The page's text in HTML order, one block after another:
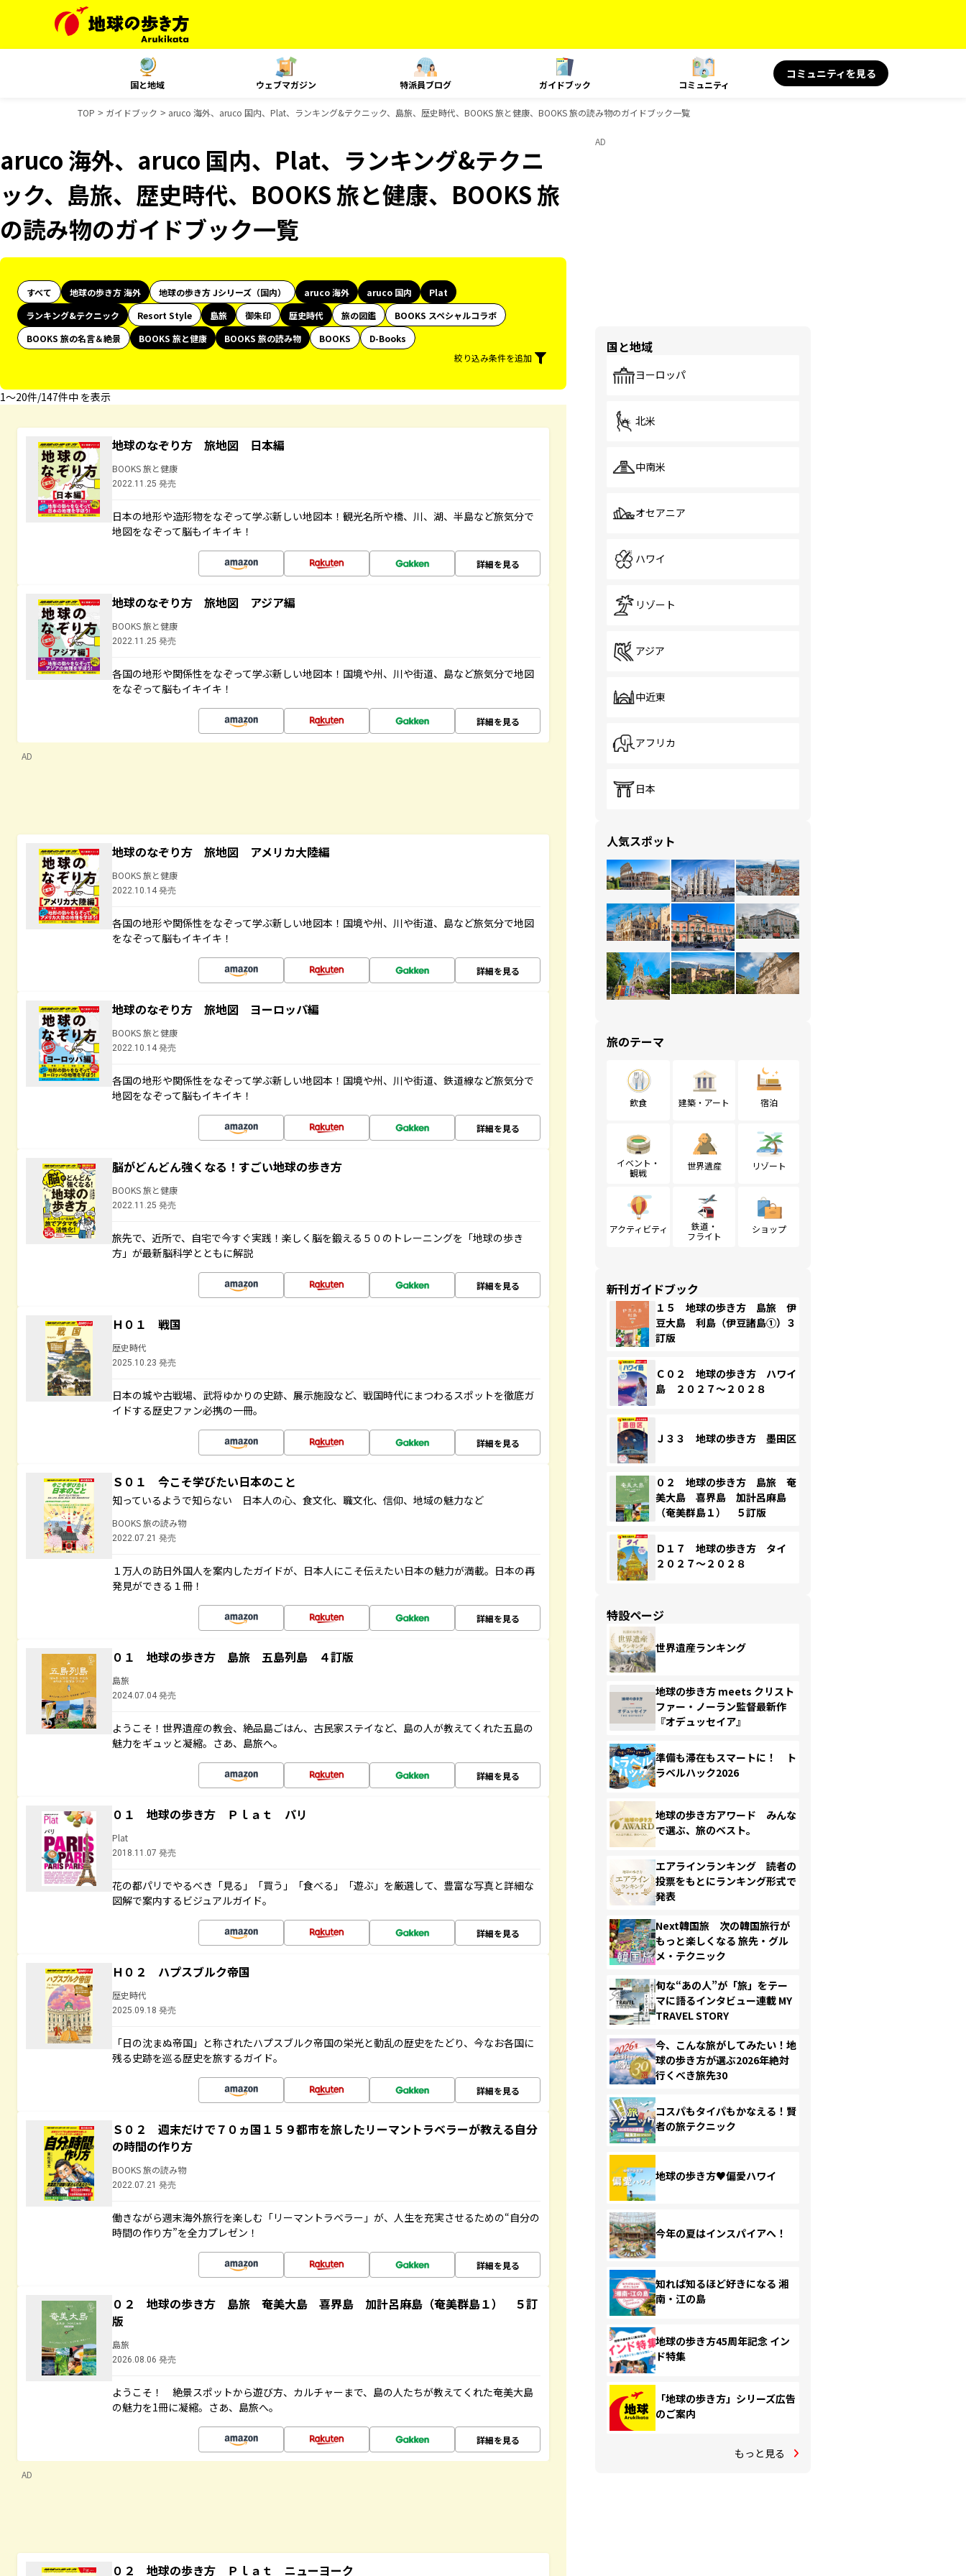
国と地域 ウェブマガジン 特派員ブログ ガイドブック コミュニティ
コミュニティを見る
TOP ガイドブック aruco 海外、aruco 国内、Plat、ランキング&テクニック、島旅、歴史時代、BOOKS 旅と健康、BOOKS 旅の読み物のガイドブック一覧
aruco 海外、aruco 国内、Plat、ランキング&テクニ
ック、島旅、歴史時代、BOOKS 旅と健康、BOOKS 旅
の読み物のガイドブック一覧
すべて 地球の歩き方 海外 地球の歩き方 Jシリーズ（国内） aruco 海外 aruco 国内
Plat
ランキング&テクニック
Resort Style 島旅 御朱印 歴史時代 旅の図鑑
BOOKS スペシャルコラボ
BOOKS 旅の名言＆絶景
BOOKS 旅と健康 BOOKS 旅の読み物 BOOKS
D-Books
絞り込み条件を追加
1〜20件/147件中 を表示
地球のなぞり方 旅地図 日本編
BOOKS 旅と健康
2022.11.25 発売
日本の地形や造形物をなぞって学ぶ新しい地図本！観光名所や橋、川、湖、半島など旅気分で
地図をなぞって脳もイキイキ！
詳細を見る
地球のなぞり方 旅地図 アジア編
BOOKS 旅と健康
2022.11.25 発売
各国の地形や関係性をなぞって学ぶ新しい地図本！国境や州、川や街道、島など旅気分で地図
をなぞって脳もイキイキ！
詳細を見る
AD
地球のなぞり方 旅地図 アメリカ大陸編
BOOKS 旅と健康
2022.10.14 発売
各国の地形や関係性をなぞって学ぶ新しい地図本！国境や州、川や街道、島など旅気分で地図
をなぞって脳もイキイキ！
詳細を見る
地球のなぞり方 旅地図 ヨーロッパ編
BOOKS 旅と健康
2022.10.14 発売
各国の地形や関係性をなぞって学ぶ新しい地図本！国境や州、川や街道、鉄道線など旅気分で
地図をなぞって脳もイキイキ！
詳細を見る
脳がどんどん強くなる！すごい地球の歩き方
BOOKS 旅と健康
2022.11.25 発売
旅先で、近所で、自宅で今すぐ実践！楽しく脳を鍛える５０のトレーニングを「地球の歩き
方」が最新脳科学とともに解説
詳細を見る
Ｈ０１ 戦国
歴史時代
2025.10.23 発売
日本の城や古戦場、武将ゆかりの史跡、展示施設など、戦国時代にまつわるスポットを徹底ガ
イドする歴史ファン必携の一冊。
詳細を見る
Ｓ０１ 今こそ学びたい日本のこと
知っているようで知らない 日本人の心、食文化、職文化、信仰、地域の魅力など
BOOKS 旅の読み物
2022.07.21 発売
１万人の訪日外国人を案内したガイドが、日本人にこそ伝えたい日本の魅力が満載。日本の再
発見ができる１冊！
詳細を見る
０１ 地球の歩き方 島旅 五島列島 ４訂版
島旅
2024.07.04 発売
ようこそ！世界遺産の教会、絶品島ごはん、古民家ステイなど、島の人が教えてくれた五島の
魅力をギュッと凝縮。さあ、島旅へ。
詳細を見る
０１ 地球の歩き方 Ｐｌａｔ パリ
Plat
2018.11.07 発売
花の都パリでやるべき「見る」「買う」「食べる」「遊ぶ」を厳選して、豊富な写真と詳細な
図解で案内するビジュアルガイド。
詳細を見る
Ｈ０２ ハプスブルク帝国
歴史時代
2025.09.18 発売
「日の沈まぬ帝国」と称されたハプスブルク帝国の栄光と動乱の歴史をたどり、今なお各国に
残る史跡を巡る歴史を旅するガイド。
詳細を見る
Ｓ０２ 週末だけで７０ヵ国１５９都市を旅したリーマントラベラーが教える自分
の時間の作り方
BOOKS 旅の読み物
2022.07.21 発売
働きながら週末海外旅行を楽しむ「リーマントラベラー」が、人生を充実させるための“自分の
時間の作り方”を全力プレゼン！
詳細を見る
０２ 地球の歩き方 島旅 奄美大島 喜界島 加計呂麻島（奄美群島１） ５訂
版
島旅
2026.08.06 発売
ようこそ！ 絶景スポットから遊び方、カルチャーまで、島の人たちが教えてくれた奄美大島
の魅力を1冊に凝縮。さあ、島旅へ。
詳細を見る
AD
０２ 地球の歩き方 Ｐｌａｔ ニューヨーク
AD
国と地域
ヨーロッパ
北米
中南米
オセアニア
ハワイ
リゾート
アジア
中近東
アフリカ
日本
人気スポット
旅のテーマ
飲食 建築・アート 宿泊
イベント・
観戦
世界遺産 リゾート
アクティビティ
鉄道・
フライト
ショップ
新刊ガイドブック
１５ 地球の歩き方 島旅 伊
豆大島 利島（伊豆諸島①）３
訂版
Ｃ０２ 地球の歩き方 ハワイ
島 ２０２７～２０２８
Ｊ３３ 地球の歩き方 墨田区
０２ 地球の歩き方 島旅 奄
美大島 喜界島 加計呂麻島
（奄美群島１） ５訂版
Ｄ１７ 地球の歩き方 タイ
２０２７～２０２８
特設ページ
世界遺産ランキング
地球の歩き方 meets クリスト
ファー・ノーラン監督最新作
『オデュッセイア』
準備も滞在もスマートに！ ト
ラベルハック2026
地球の歩き方アワード みんな
で選ぶ、旅のベスト。
エアラインランキング 読者の
投票をもとにランキング形式で
発表
Next韓国旅 次の韓国旅行が
もっと楽しくなる 旅先・グル
メ・テクニック
旬な“あの人”が「旅」をテー
マに語るインタビュー連載 MY
TRAVEL STORY
今、こんな旅がしてみたい！地
球の歩き方が選ぶ2026年絶対
行くべき旅先30
コスパもタイパもかなえる！賢
者の旅テクニック
地球の歩き方♥偏愛ハワイ
今年の夏はインスパイアへ！
知れば知るほど好きになる 湘
南・江の島
地球の歩き方45周年記念 イン
ド特集
「地球の歩き方」シリーズ広告
のご案内
もっと見る